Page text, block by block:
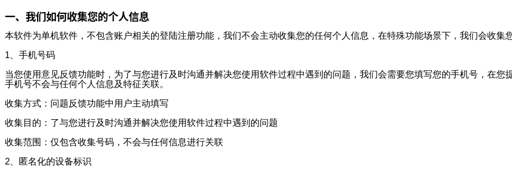
一、我们如何收集您的个人信息
本软件为单机软件，不包含账户相关的登陆注册功能，我们不会主动收集您的任何个人信息，在特殊功能场景下，我们会收集
1、手机号码
当您使用意见反馈功能时，为了与您进行及时沟通并解决您使用软件过程中遇到的问题，我们会需要您填写您的手机号，在
手机号不会与任何个人信息及特征关联。
收集方式：问题反馈功能中用户主动填写
收集目的：了与您进行及时沟通并解决您使用软件过程中遇到的问题
收集范围：仅包含收集号码，不会与任何信息进行关联
2、匿名化的设备标识